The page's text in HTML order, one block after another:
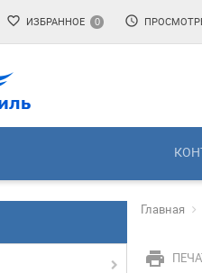
favorite_border ИЗБРАННОЕ 0 access_time
Главная
print